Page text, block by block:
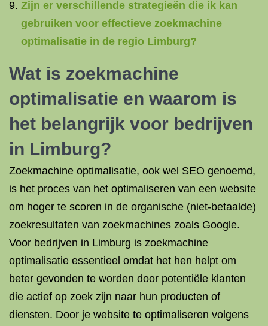
Zijn er verschillende strategieën die ik kan
gebruiken voor effectieve zoekmachine
optimalisatie in de regio Limburg?
Wat is zoekmachine
optimalisatie en waarom is
het belangrijk voor bedrijven
in Limburg?
Zoekmachine optimalisatie, ook wel SEO genoemd,
is het proces van het optimaliseren van een website
om hoger te scoren in de organische (niet-betaalde)
zoekresultaten van zoekmachines zoals Google.
Voor bedrijven in Limburg is zoekmachine
optimalisatie essentieel omdat het hen helpt om
beter gevonden te worden door potentiële klanten
die actief op zoek zijn naar hun producten of
diensten. Door je website te optimaliseren volgens